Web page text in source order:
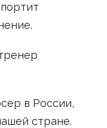
в России,
стране.